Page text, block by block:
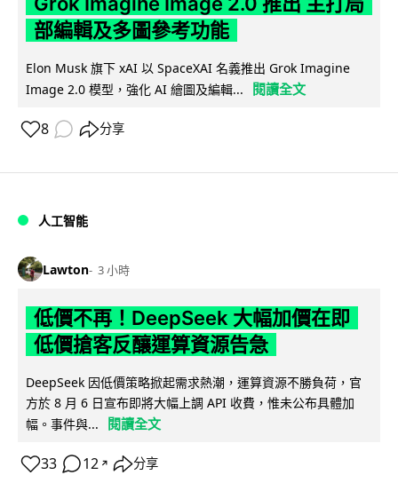
部編輯及多圖參考功能
Elon Musk 旗下 xAI 以 SpaceXAI 名義推出 Grok Imagine
Image 2.0 模型，強化 AI 繪圖及編輯...
閱讀全文
8 分享
人工智能
Lawton 3 小時
低價不再！DeepSeek 大幅加價在即
低價搶客反釀運算資源告急
DeepSeek 因低價策略掀起需求熱潮，運算資源不勝負荷，官
方於 8 月 6 日宣布即將大幅上調 API 收費，惟未公布具體加
幅。事件與...
閱讀全文
33 12 ↗ 分享